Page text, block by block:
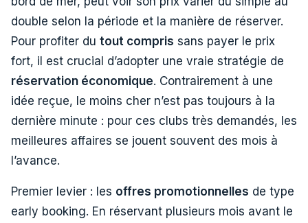
double selon la période et la manière de réserver.
Pour profiter du tout compris sans payer le prix
fort, il est crucial d’adopter une vraie stratégie de
réservation économique. Contrairement à une
idée reçue, le moins cher n’est pas toujours à la
dernière minute : pour ces clubs très demandés, les
meilleures affaires se jouent souvent des mois à
l’avance.
Premier levier : les offres promotionnelles de type
early booking. En réservant plusieurs mois avant le